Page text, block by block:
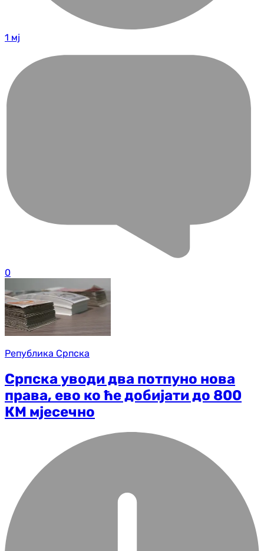
1 мј
0
Република Српска
Српска уводи два потпуно нова
права, ево ко ће добијати до 800
КМ мјесечно